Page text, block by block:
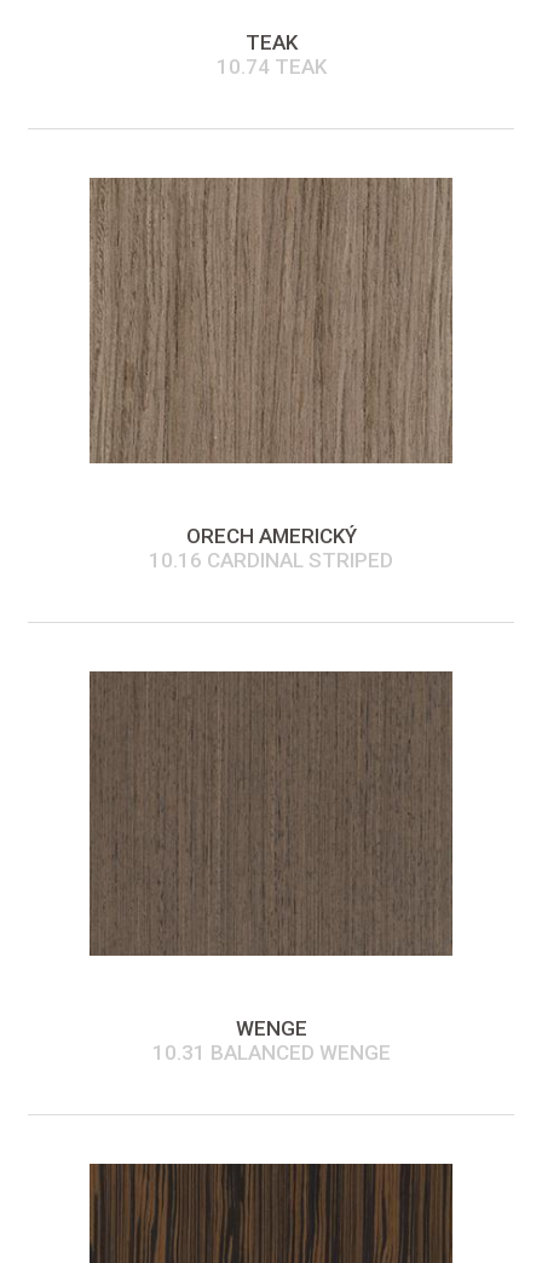
TEAK
10.74 TEAK
ORECH AMERICKÝ
10.16 CARDINAL STRIPED
WENGE
10.31 BALANCED WENGE